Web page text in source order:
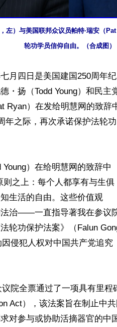
左）与美国联邦众议员帕特·瑞安（
轮功学员信仰自由。（合成图）
月四日是美国建国250周年纪
・扬（Todd Young）和民主
Ryan）在发给明慧网的致辞
年之际，再次承诺保护法轮功
）在给明慧网的致辞中
则之上：每个人都享有与生俱
生活的自由。这些价值观
治——一直指导著我在参议
轮功保护法案》（Falun
侵犯人权对中国共产党追究
院全票通过了一项具有里
Act），该法案旨在制止中
对参与或协助活摘器官的中